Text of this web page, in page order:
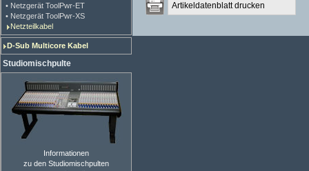
• Netzgerät ToolPwr-ET
• Netzgerät ToolPwr-XS
Netzteilkabel
D-Sub Multicore Kabel
Studiomischpulte
Informationen
zu den Studiomischpulten
Artikeldatenblatt drucken